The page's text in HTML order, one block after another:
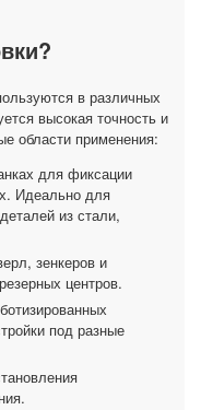
в различных
высокая точность и
области применения:
для фиксации
Идеально для
из стали,
зенкеров и
центров.
под разные